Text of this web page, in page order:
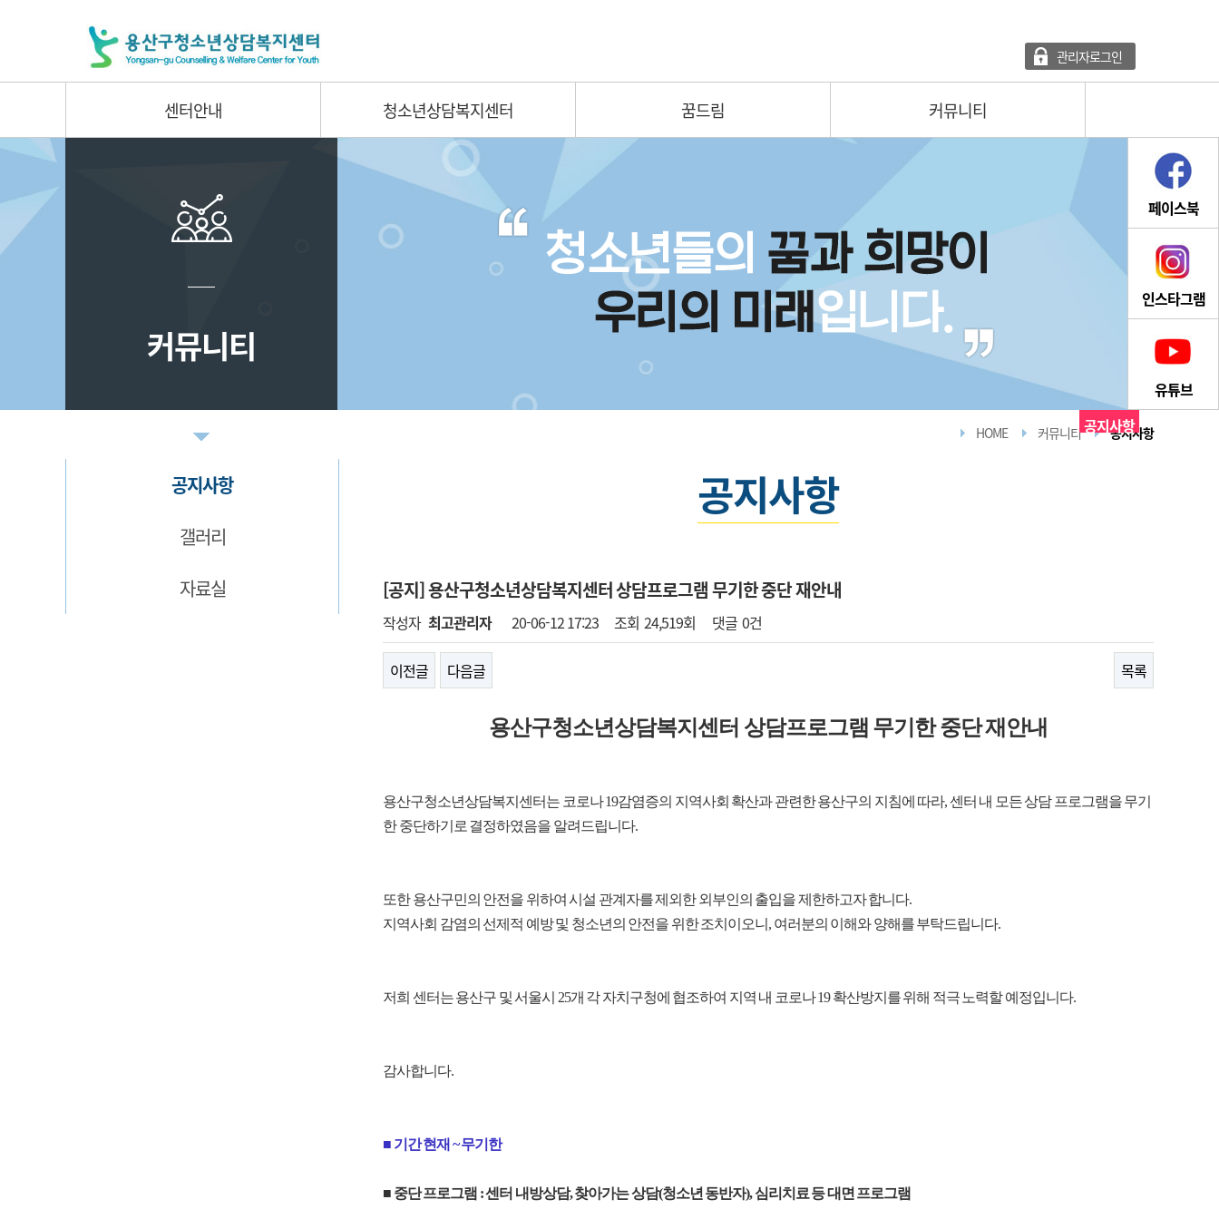
페이스북
인스타그램
유튜브
관리자로그인
센터안내 청소년상담복지센터 꿈드림 커뮤니티
커뮤니티
공지사항
갤러리
자료실
HOME 커뮤니티 공지사항
공지사항
공지사항
[공지] 용산구청소년상담복지센터 상담프로그램 무기한 중단 재안내
작성자 최고관리자 20-06-12 17:23 조회 24,519회 댓글 0건
이전글 다음글 목록
용산구청소년상담복지센터 상담프로그램 무기한 중단 재안내
용산구청소년상담복지센터는 코로나 19감염증의 지역사회 확산과 관련한 용산구의 지침에 따라, 센터 내 모든 상담 프로그램을 무기
한 중단하기로 결정하였음을 알려드립니다.
또한 용산구민의 안전을 위하여 시설 관계자를 제외한 외부인의 출입을 제한하고자 합니다.
지역사회 감염의 선제적 예방 및 청소년의 안전을 위한 조치이오니, 여러분의 이해와 양해를 부탁드립니다.
저희 센터는 용산구 및 서울시 25개 각 자치구청에 협조하여 지역 내 코로나 19 확산방지를 위해 적극 노력할 예정입니다.
감사합니다.
■ 기간 현재 ~ 무기한
■ 중단 프로그램 : 센터 내방상담, 찾아가는 상담(청소년 동반자), 심리치료 등 대면 프로그램